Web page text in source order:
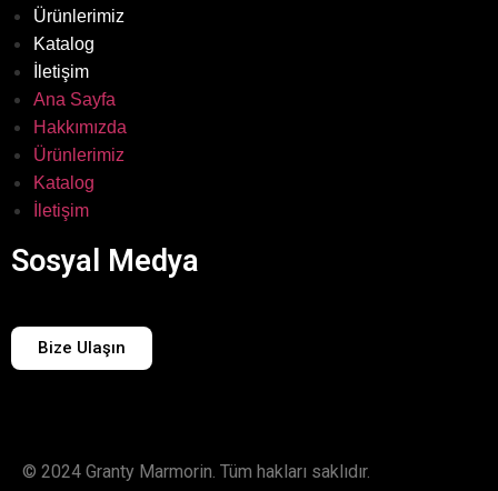
Ürünlerimiz
Katalog
İletişim
Ana Sayfa
Hakkımızda
Ürünlerimiz
Katalog
İletişim
Sosyal Medya
Bize Ulaşın
© 2024 Granty Marmorin. Tüm hakları saklıdır.